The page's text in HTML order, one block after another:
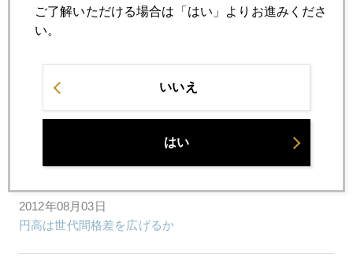
大停電と干ばつ - インド経済の弱点
2012年08月07日
ところ変われば
2012年08月03日
円高は世代間格差を広げるか
ご了解いただける場合は「はい」よりお進みくださ
い。
いいえ
はい